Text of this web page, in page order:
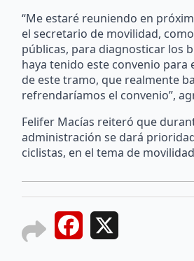
“Me estaré reuniendo en
el secretario de movilidad,
públicas, para diagnosticar los
haya tenido este convenio para
de este tramo, que realmente
refrendaríamos el convenio”,
Felifer Macías reiteró que
administración se dará
ciclistas, en el tema de
Facebook